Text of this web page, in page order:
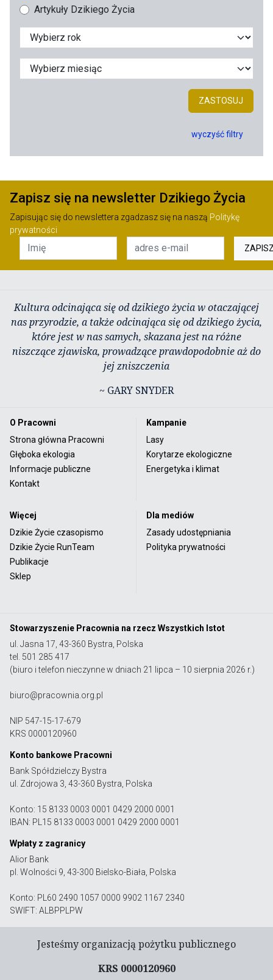
Artykuły Dzikiego Życia
ZASTOSUJ
wyczyść filtry
Zapisz się na newsletter Dzikiego Życia
Zapisując się do newslettera zgadzasz się na naszą Politykę
prywatności
Kultura odcinająca się od dzikiego życia w otaczającej
nas przyrodzie, a także odcinająca się od dzikiego życia,
które jest w nas samych, skazana jest na różne
niszczące zjawiska, prowadzące prawdopodobnie aż do
jej zniszczenia
~ GARY SNYDER
O Pracowni
Strona główna Pracowni
Głęboka ekologia
Informacje publiczne
Kontakt
Kampanie
Lasy
Korytarze ekologiczne
Energetyka i klimat
Więcej
Dzikie Życie czasopismo
Dzikie Życie RunTeam
Publikacje
Sklep
Dla mediów
Zasady udostępniania
Polityka prywatności
Stowarzyszenie Pracownia na rzecz Wszystkich Istot
ul. Jasna 17, 43-360 Bystra, Polska
tel. 501 285 417
(biuro i telefon nieczynne w dniach 21 lipca – 10 sierpnia 2026 r.)
biuro@pracownia.org.pl
NIP 547-15-17-679
KRS 0000120960
Konto bankowe Pracowni
Bank Spółdzielczy Bystra
ul. Zdrojowa 3, 43-360 Bystra, Polska
Konto: 15 8133 0003 0001 0429 2000 0001
IBAN: PL15 8133 0003 0001 0429 2000 0001
Wpłaty z zagranicy
Alior Bank
pl. Wolności 9, 43-300 Bielsko-Biała, Polska
Konto: PL60 2490 1057 0000 9902 1167 2340
SWIFT: ALBPPLPW
Jesteśmy organizacją pożytku publicznego
KRS 0000120960